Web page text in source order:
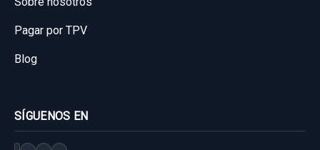
Pagar por TPV
Blog
SÍGUENOS EN